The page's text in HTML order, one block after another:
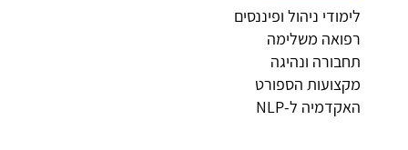
לימודי ניהול ופיננסים
רפואה משלימה
תחבורה ונהיגה
מקצועות הספורט
האקדמיה ל-NLP